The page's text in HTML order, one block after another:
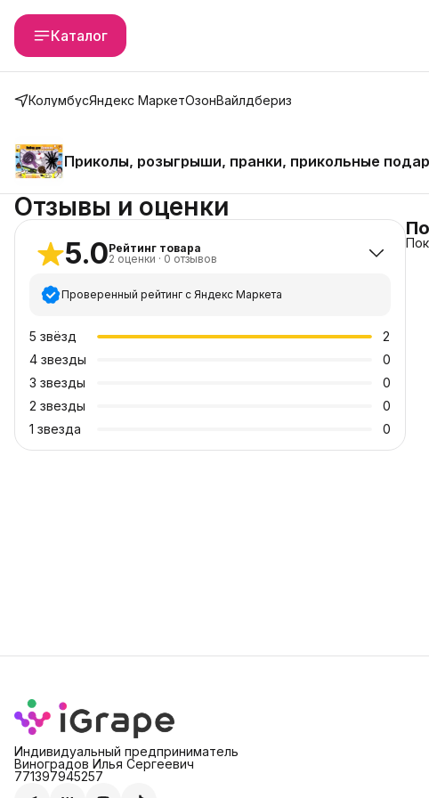
Каталог
КолумбусЯндекс МаркетОзонВайлдбериз
Приколы, розыгрыши, пранки, прикольные
Отзывы и оценки
5.0Рейтинг товара
2 оценки · 0 отзывов
Проверенный рейтинг с Яндекс Маркета
5 звёзд
2
4 звезды
0
3 звезды
0
2 звезды
0
1 звезда 0
Индивидуальный предприниматель
Виноградов Илья Сергеевич
771397945257